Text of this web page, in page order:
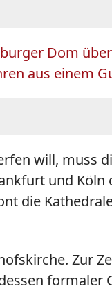
Dom
aus einem
will, muss
und
die
Zur